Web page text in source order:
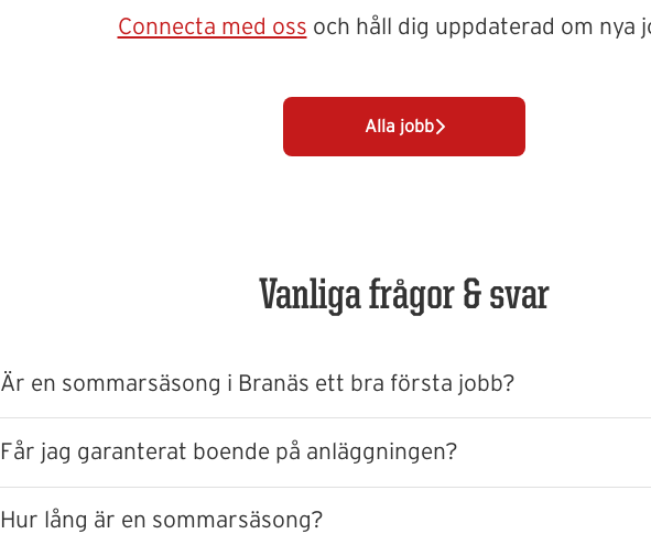
Connecta med oss och håll dig uppdaterad om nya
Alla jobb
Vanliga frågor & svar
Är en sommarsäsong i Branäs ett bra första jobb?
Får jag garanterat boende på anläggningen?
Hur lång är en sommarsäsong?